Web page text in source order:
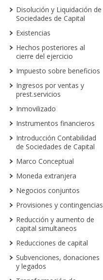
Disolución y Liquidación de
Sociedades de Capital
Existencias
Hechos posteriores al
cierre del ejercicio
Impuesto sobre beneficios
Ingresos por ventas y
prest.servicios
Inmovilizado
Instrumentos financieros
Introducción Contabilidad
de Sociedades de Capital
Marco Conceptual
Moneda extranjera
Negocios conjuntos
Provisiones y contingencias
Reducción y aumento de
capital simultaneos
Reducciones de capital
Subvenciones, donaciones
y legados